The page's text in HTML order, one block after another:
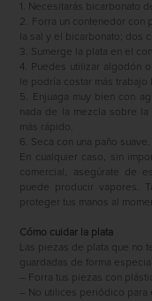
1. Necesitarás bicarbonato
2. Forra un contenedor con
la sal y el bicarbonato; dos
3. Sumerge la plata en el
4. Puedes utilizar algodón
le podría costar más trabajo
5. Enjuaga muy bien con
nada de la mezcla sobre la
más rápido.
6. Seca con una paño suave.
En cualquier caso, sin
comercial, asegúrate de
puede producir vapores.
proteger tus manos al
Cómo cuidar la plata
Las piezas de plata que no
guardadas de forma
– Forra tus piezas con
– No utilices periódico